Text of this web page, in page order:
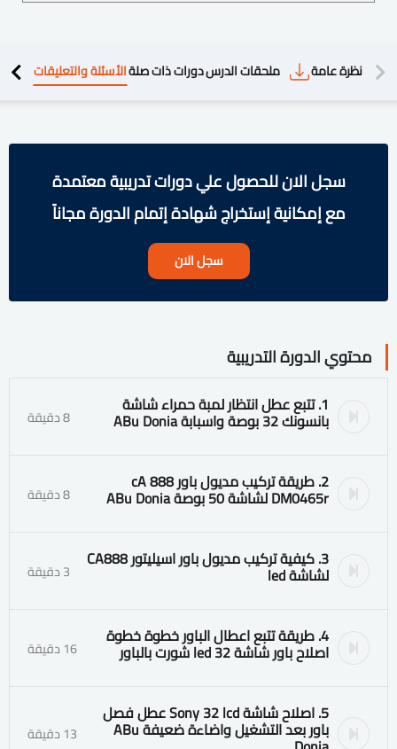
نظرة عامة ملحقات الدرسدورات ذات صلةالأسئلة والتعليقات
سجل الان للحصول علي دورات تدريبية معتمدة
مع إمكانية إستخراج شهادة إتمام الدورة مجاناً
سجل الان
محتوي الدورة التدريبية
1. تتبع عطل انتظار لمبة حمراء شاشة
بانسونك 32 بوصة واسبابة ABu Donia 8 دقيقة
2. طريقة تركيب مديول باور cA 888
DM0465r لشاشة 50 بوصة ABu Donia 8 دقيقة
3. كيفية تركيب مديول باور اسيليتور CA888
لشاشة led 3 دقيقة
4. طريقة تتبع اعطال الباور خطوة خطوة
اصلاح باور شاشة 32 led شورت بالباور 16 دقيقة
5. اصلاح شاشة Sony 32 lcd عطل فصل
باور بعد التشغيل واضاءة ضعيفة ABu 13 دقيقة